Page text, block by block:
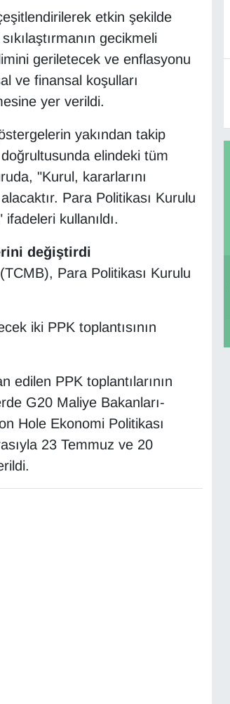
etkin şekilde
gecikmeli
geriletecek ve enflasyonu
ve finansal koşulları
yer verildi.
yakından takip
elindeki tüm
"Kurul, kararlarını
Para Politikası Kurulu
kullanıldı.
değiştirdi
Para Politikası Kurulu
iki PPK toplantısının
edilen PPK toplantılarının
G20 Maliye Bakanları-
Hole Ekonomi Politikası
23 Temmuz ve 20